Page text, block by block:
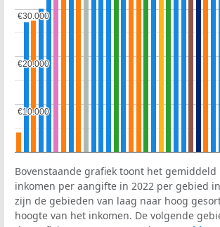
€10.000
€10.000
€20.000
€20.000
€30.000
€30.000
Bovenstaande grafiek toont het
inkomen per aangifte in 2022 per gebied
zijn de gebieden van laag naar hoog
hoogte van het inkomen. De volgende